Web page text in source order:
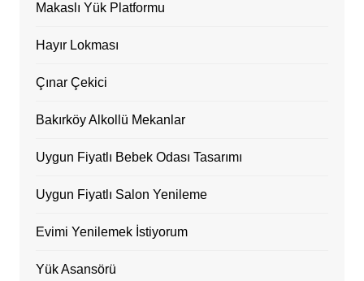
Makaslı Yük Platformu
Hayır Lokması
Çınar Çekici
Bakırköy Alkollü Mekanlar
Uygun Fiyatlı Bebek Odası Tasarımı
Uygun Fiyatlı Salon Yenileme
Evimi Yenilemek İstiyorum
Yük Asansörü